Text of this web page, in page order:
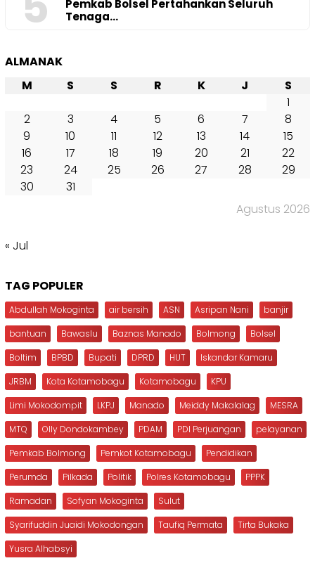
Pemkab Bolsel Pertahankan Seluruh
Tenaga…
ALMANAK
Agustus 2026
M S S R K J
S
1
2
3 4 5 6 7
8
9
10 11 12 13 14
15
16
17 18 19 20 21
22
23
24 25 26 27 28
29
30
31
« Jul
TAG POPULER
Abdullah Mokoginta air bersih ASN Asripan Nani
banjir
bantuan
Bawaslu Baznas Manado Bolmong
Bolsel
Boltim
BPBD Bupati DPRD HUT
Iskandar Kamaru
JRBM
Kota Kotamobagu Kotamobagu
KPU
Limi Mokodompit
LKPJ Manado Meiddy Makalalag
MESRA
MTQ
Olly Dondokambey PDAM PDI Perjuangan
pelayanan
Pemkab Bolmong
Pemkot Kotamobagu
Pendidikan
Perumda
Pilkada Politik Polres Kotamobagu
PPPK
Ramadan
Sofyan Mokoginta
Sulut
Syarifuddin Juaidi Mokodongan
Taufiq Permata
Tirta Bukaka
Yusra Alhabsyi